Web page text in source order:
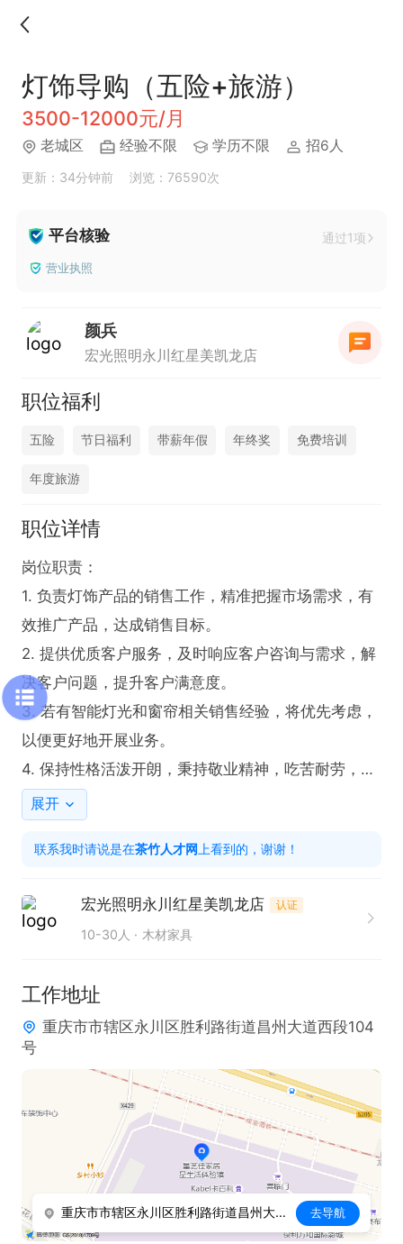
灯饰导购（五险+旅游）
3500-12000元/月
老城区 经验不限 学历不限 招6人
更新：34分钟前 浏览：76590次
平台核验 通过1项
营业执照
颜兵
宏光照明永川红星美凯龙店
职位福利
五险 节日福利 带薪年假 年终奖 免费培训
年度旅游
职位详情
岗位职责：
1. 负责灯饰产品的销售工作，精准把握市场需求，有
效推广产品，达成销售目标。
2. 提供优质客户服务，及时响应客户咨询与需求，解
决客户问题，提升客户满意度。
3. 若有智能灯光和窗帘相关销售经验，将优先考虑，
以便更好地开展业务。
4. 保持性格活泼开朗，秉持敬业精神，吃苦耐劳，积
极服从团队协作安排。
工作时间：8:40-18:00
1. 具备智能灯光和窗帘相关经验者优先考虑。
2. 性格开朗，拥有良好的沟通能力与服务意识。
展开
联系我时请说是在茶竹人才网 上看到的，谢谢！
宏光照明永川红星美凯龙店 认证
10-30人 木材家具
工作地址
重庆市市辖区永川区胜利路街道昌州大道西段104
号
重庆市市辖区永川区胜利路街道昌州大道西段104号 去导航